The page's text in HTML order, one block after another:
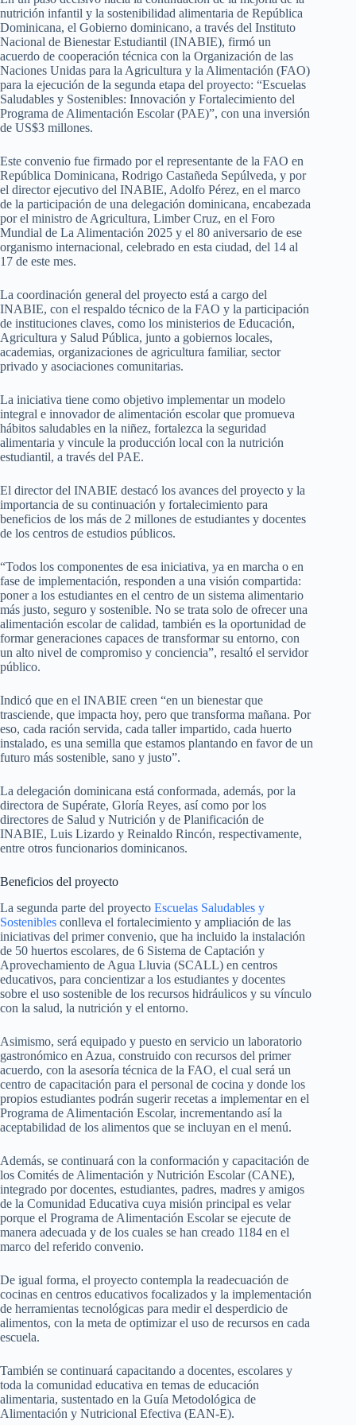
nutrición infantil y la sostenibilidad alimentaria de República
Dominicana, el Gobierno dominicano, a través del Instituto
Nacional de Bienestar Estudiantil (INABIE), firmó un
acuerdo de cooperación técnica con la Organización de las
Naciones Unidas para la Agricultura y la Alimentación (FAO)
para la ejecución de la segunda etapa del proyecto: “Escuelas
Saludables y Sostenibles: Innovación y Fortalecimiento del
Programa de Alimentación Escolar (PAE)”, con una inversión
de US$3 millones.
Este convenio fue firmado por el representante de la FAO en
República Dominicana, Rodrigo Castañeda Sepúlveda, y por
el director ejecutivo del INABIE, Adolfo Pérez, en el marco
de la participación de una delegación dominicana, encabezada
por el ministro de Agricultura, Limber Cruz, en el Foro
Mundial de La Alimentación 2025 y el 80 aniversario de ese
organismo internacional, celebrado en esta ciudad, del 14 al
17 de este mes.
La coordinación general del proyecto está a cargo del
INABIE, con el respaldo técnico de la FAO y la participación
de instituciones claves, como los ministerios de Educación,
Agricultura y Salud Pública, junto a gobiernos locales,
academias, organizaciones de agricultura familiar, sector
privado y asociaciones comunitarias.
La iniciativa tiene como objetivo implementar un modelo
integral e innovador de alimentación escolar que promueva
hábitos saludables en la niñez, fortalezca la seguridad
alimentaria y vincule la producción local con la nutrición
estudiantil, a través del PAE.
El director del INABIE destacó los avances del proyecto y la
importancia de su continuación y fortalecimiento para
beneficios de los más de 2 millones de estudiantes y docentes
de los centros de estudios públicos.
“Todos los componentes de esa iniciativa, ya en marcha o en
fase de implementación, responden a una visión compartida:
poner a los estudiantes en el centro de un sistema alimentario
más justo, seguro y sostenible. No se trata solo de ofrecer una
alimentación escolar de calidad, también es la oportunidad de
formar generaciones capaces de transformar su entorno, con
un alto nivel de compromiso y conciencia”, resaltó el servidor
público.
Indicó que en el INABIE creen “en un bienestar que
trasciende, que impacta hoy, pero que transforma mañana. Por
eso, cada ración servida, cada taller impartido, cada huerto
instalado, es una semilla que estamos plantando en favor de un
futuro más sostenible, sano y justo”.
La delegación dominicana está conformada, además, por la
directora de Supérate, Gloría Reyes, así como por los
directores de Salud y Nutrición y de Planificación de
INABIE, Luis Lizardo y Reinaldo Rincón, respectivamente,
entre otros funcionarios dominicanos.
Beneficios del proyecto
La segunda parte del proyecto Escuelas Saludables y
Sostenibles conlleva el fortalecimiento y ampliación de las
iniciativas del primer convenio, que ha incluido la instalación
de 50 huertos escolares, de 6 Sistema de Captación y
Aprovechamiento de Agua Lluvia (SCALL) en centros
educativos, para concientizar a los estudiantes y docentes
sobre el uso sostenible de los recursos hidráulicos y su vínculo
con la salud, la nutrición y el entorno.
Asimismo, será equipado y puesto en servicio un laboratorio
gastronómico en Azua, construido con recursos del primer
acuerdo, con la asesoría técnica de la FAO, el cual será un
centro de capacitación para el personal de cocina y donde los
propios estudiantes podrán sugerir recetas a implementar en el
Programa de Alimentación Escolar, incrementando así la
aceptabilidad de los alimentos que se incluyan en el menú.
Además, se continuará con la conformación y capacitación de
los Comités de Alimentación y Nutrición Escolar (CANE),
integrado por docentes, estudiantes, padres, madres y amigos
de la Comunidad Educativa cuya misión principal es velar
porque el Programa de Alimentación Escolar se ejecute de
manera adecuada y de los cuales se han creado 1184 en el
marco del referido convenio.
De igual forma, el proyecto contempla la readecuación de
cocinas en centros educativos focalizados y la implementación
de herramientas tecnológicas para medir el desperdicio de
alimentos, con la meta de optimizar el uso de recursos en cada
escuela.
También se continuará capacitando a docentes, escolares y
toda la comunidad educativa en temas de educación
alimentaria, sustentado en la Guía Metodológica de
Alimentación y Nutricional Efectiva (EAN-E).